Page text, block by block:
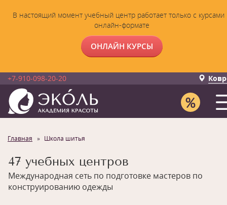
В настоящий момент учебный центр работает только с курсами
онлайн-формате
ОНЛАЙН КУРСЫ
+7-910-098-20-20
Главная Школа шитья
47 учебных центров
Международная сеть по подготовке мастеров по
конструированию одежды